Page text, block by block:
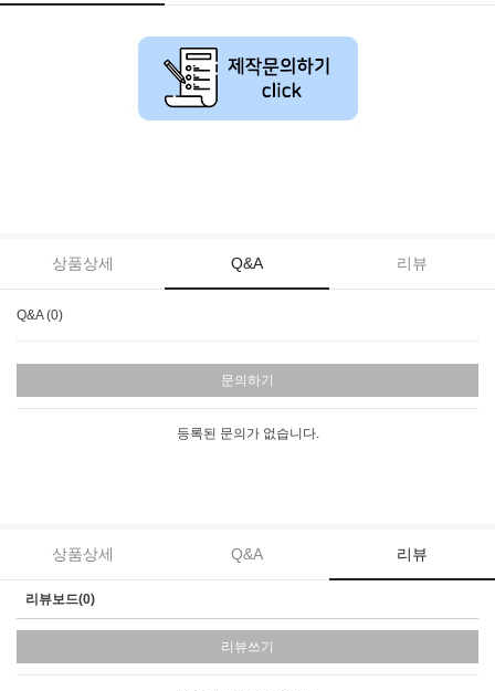
상품상세 Q&A 리뷰
Q&A (0)
문의하기
등록된 문의가 없습니다.
상품상세 Q&A 리뷰
리뷰보드(0)
리뷰쓰기